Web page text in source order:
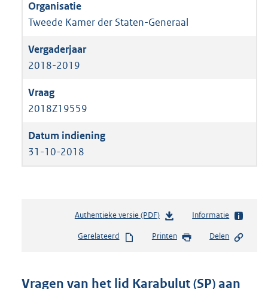
Tweede Kamer der Staten-Generaal
2018-2019
2018Z19559
31-10-2018
Authentieke versie (PDF)b
s
n
Informatie
Gerelateerd Printen Delen
Vragen van het lid Karabulut (SP) aan